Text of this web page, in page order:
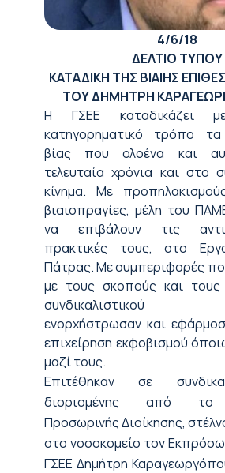
4/6/18
ΔΕΛΤΙΟ ΤΥΠΟΥ
ΚΑΤΑΔΙΚΗ ΤΗΣ ΒΙΑΙΗΣ
ΤΟΥ ΔΗΜΗΤΡΗ
Η ΓΣΕΕ καταδικάζει
κατηγορηματικό τρόπο τα
βίας που ολοένα και
τελευταία χρόνια και στο
κίνημα. Με
βιαιοπραγίες, μέλη του
να επιβάλουν τις
πρακτικές τους, στο
Πάτρας. Με συμπεριφορές
με τους σκοπούς και
συνδικαλιστικού
ενορχήστρωσαν και
επιχείρηση εκφοβισμού
μαζί τους.
Επιτέθηκαν σε
διορισμένης από το
Προσωρινής Διοίκησης,
στο νοσοκομείο τον
ΓΣΕΕ Δημήτρη